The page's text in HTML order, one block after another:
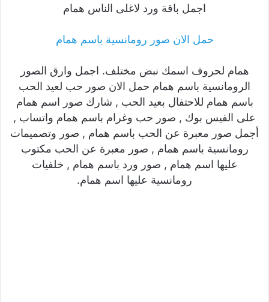
اجمل باقة ورد لاغلى الناس همام
حمل الان صور رومانسية باسم همام
همام لحروف اسمك نبض مختلف. اجمل وارق الصور
الرومانسية باسم همام حمل الان صور حب لعيد الحب
باسم همام للاحتفال بعيد الحب , شارك صور اسم همام
على الفيس بوك , صور حب وغرام باسم همام واتساب ,
أجمل صور معبرة عن الحب باسم همام , صور وتصميمات
رومانسية باسم همام , صور معبرة عن الحب مكتوب
عليها اسم همام , صور ورد باسم همام , خلفيات
رومانسية عليها اسم همام.